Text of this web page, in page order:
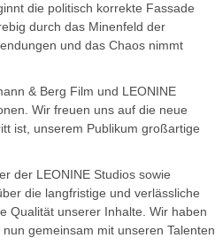
die politisch korrekte Fassade
durch das Minenfeld der
und das Chaos nimmt
& Berg Film und LEONINE
Wir freuen uns auf die neue
ist, unserem Publikum großartige
der LEONINE Studios sowie
die langfristige und verlässliche
Qualität unserer Inhalte. Wir haben
gemeinsam mit unseren Talenten